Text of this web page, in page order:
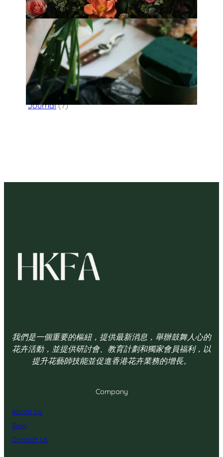
Categories
Flower Delivery(123)
HK Florist Directory
(30)
Journal(7)
我們是一個重要的樞紐，提供最新消息，舉辦鼓舞人心的
花卉活動，並提供研討會、教育計劃和獨家會員福利，以
提升花藝師技能並促進香港花卉業務的增長。
Company
About Us
Blog
Contact Us